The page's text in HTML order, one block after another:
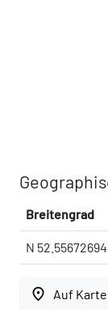
Breitengrad
N
place Auf